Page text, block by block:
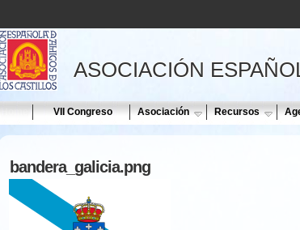
ASOCIACIÓN
Home VII Congreso Asociación Recursos
bandera_galicia.png